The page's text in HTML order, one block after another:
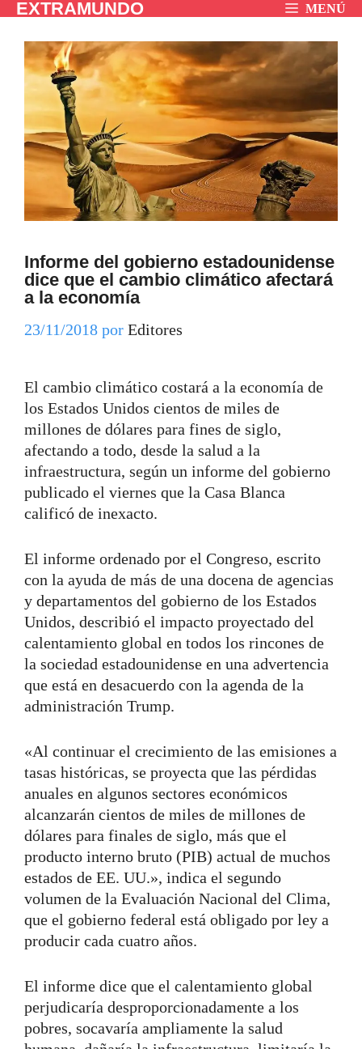
Saltar
contenido
EXTRAMUNDO MENÚ
Informe del gobierno estadounidense
dice que el cambio climático afectará
a la economía
23/11/2018 por Editores
El cambio climático costará a la economía de
los Estados Unidos cientos de miles de
millones de dólares para fines de siglo,
afectando a todo, desde la salud a la
infraestructura, según un informe del gobierno
publicado el viernes que la Casa Blanca
calificó de inexacto.
El informe ordenado por el Congreso, escrito
con la ayuda de más de una docena de agencias
y departamentos del gobierno de los Estados
Unidos, describió el impacto proyectado del
calentamiento global en todos los rincones de
la sociedad estadounidense en una advertencia
que está en desacuerdo con la agenda de la
administración Trump.
«Al continuar el crecimiento de las emisiones a
tasas históricas, se proyecta que las pérdidas
anuales en algunos sectores económicos
alcanzarán cientos de miles de millones de
dólares para finales de siglo, más que el
producto interno bruto (PIB) actual de muchos
estados de EE. UU.», indica el segundo
volumen de la Evaluación Nacional del Clima,
que el gobierno federal está obligado por ley a
producir cada cuatro años.
El informe dice que el calentamiento global
perjudicaría desproporcionadamente a los
pobres, socavaría ampliamente la salud